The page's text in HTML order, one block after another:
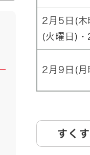
2月5日(木
(火曜日)
2月9日(月
すく